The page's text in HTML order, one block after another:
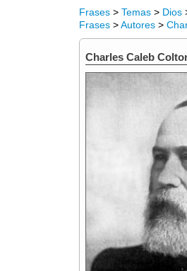
Frases > Temas > Dios
Frases >Autores >
Charles Caleb